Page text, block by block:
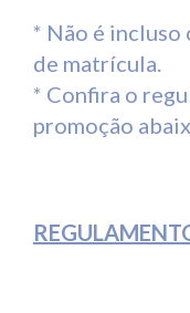
* Não é incluso
de matrícula.
* Confira o
promoção